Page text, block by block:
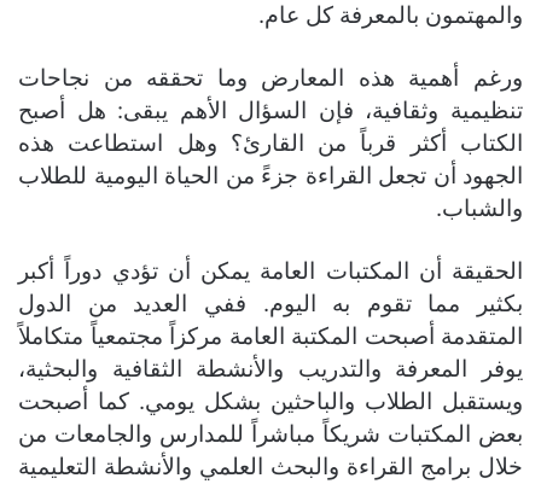
والمهتمون بالمعرفة كل عام.
ورغم أهمية هذه المعارض وما تحققه من نجاحات
تنظيمية وثقافية، فإن السؤال الأهم يبقى: هل أصبح
الكتاب أكثر قرباً من القارئ؟ وهل استطاعت هذه
الجهود أن تجعل القراءة جزءً من الحياة اليومية للطلاب
والشباب.
الحقيقة أن المكتبات العامة يمكن أن تؤدي دوراً أكبر
بكثير مما تقوم به اليوم. ففي العديد من الدول
المتقدمة أصبحت المكتبة العامة مركزاً مجتمعياً متكاملاً
يوفر المعرفة والتدريب والأنشطة الثقافية والبحثية،
ويستقبل الطلاب والباحثين بشكل يومي. كما أصبحت
بعض المكتبات شريكاً مباشراً للمدارس والجامعات من
خلال برامج القراءة والبحث العلمي والأنشطة التعليمية